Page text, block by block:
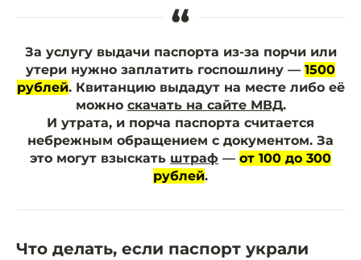
“
За услугу выдачи паспорта из-за порчи или
утери нужно заплатить госпошлину — 1500
рублей. Квитанцию выдадут на месте либо её
можно скачать на сайте МВД.
И утрата, и порча паспорта считается
небрежным обращением с документом. За
это могут взыскать штраф — от 100 до 300
рублей.
Что делать, если паспорт украли